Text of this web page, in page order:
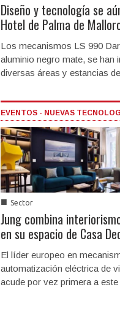
Diseño y tecnología se
Hotel de Palma de
Los mecanismos LS 990
aluminio negro mate, se han
diversas áreas y estancias
EVENTOS - NUEVAS
■ Sector
Jung combina
en su espacio de Casa
El líder europeo en
automatización eléctrica de
acude por vez primera a